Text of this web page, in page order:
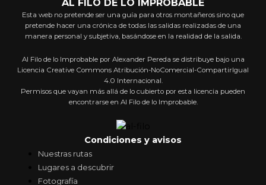
AL FILO DE LO IMPROBABLE
Esta web no pretende ser una guía para otros montañeros sino que
pretende hacer una crónica de todas las salidas realizadas de una
manera personal y subjetiva, basándose en la realidad de la salida.
Al Filo de lo Improbable por Alexander Pereda se distribuye bajo una
Licencia Creative Commons Atribución-NoComercial-CompartirIgual
4.0 Internacional.
Permisos que vayan más allá de lo cubierto por esta licencia pueden
encontrarse en Al Filo de lo Improbable.
Condiciones y avisos
Nuestras rutas
Lugares a descubrir
Fotografía